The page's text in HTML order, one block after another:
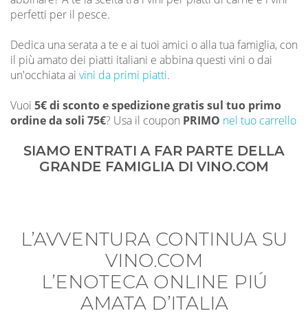
perfetti per il pesce.
Dedica una serata a te e ai tuoi amici o alla tua famiglia, con
il più amato dei piatti italiani e abbina questi vini o dai
un'occhiata ai vini da primi piatti.
Vuoi 5€ di sconto e spedizione gratis sul tuo primo
ordine da soli 75€? Usa il coupon PRIMO nel tuo carrello
SIAMO ENTRATI A FAR PARTE DELLA
GRANDE FAMIGLIA DI VINO.COM
L’AVVENTURA CONTINUA SU
VINO.COM
L’ENOTECA ONLINE PIÚ
AMATA D’ITALIA